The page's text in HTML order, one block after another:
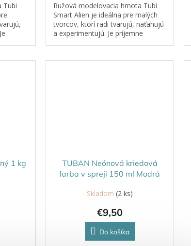
Tubi
Ružová modelovacia hmota Tubi
Smart Alien je ideálna pre malých
tvorcov, ktorí radi tvarujú, naťahujú
a experimentujú. Je príjemne
1 kg
TUBAN Neónová kriedová
farba v spreji 150 ml Modrá
Skladom (2 ks)
€9,50
Do košíka